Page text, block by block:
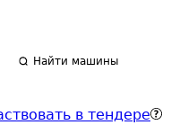
Найти машины
в тендере